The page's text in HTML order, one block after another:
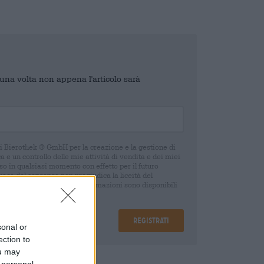
or
to
may
volta non appena l'articolo sarà
® GmbH per la creazione e la gestione di
e un controllo delle mie attività di vendita e dei miei
in qualsiasi momento con effetto per il futuro
del consenso non pregiudica la liceità del
della revoca. Ulteriori informazioni sono disponibili
Registrati
€ 0,10